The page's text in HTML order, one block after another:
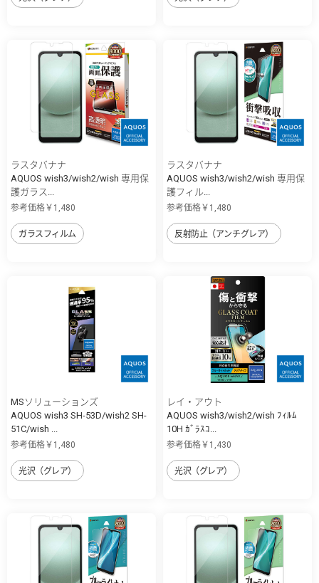
ラスタバナナ
AQUOS wish3/wish2/wish 専用保
護ガラス...
参考価格￥1,480
ガラスフィルム
ラスタバナナ
AQUOS wish3/wish2/wish 専用保
護フィル...
参考価格￥1,480
反射防止（アンチグレア）
MSソリューションズ
AQUOS wish3 SH-53D/wish2 SH-
51C/wish ...
参考価格￥1,480
光沢（グレア）
レイ・アウト
AQUOS wish3/wish2/wish ﾌｨﾙﾑ
10H ｶﾞﾗｽｺ...
参考価格￥1,430
光沢（グレア）